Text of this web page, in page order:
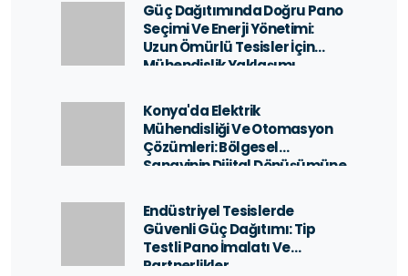
Güç Dağıtımında Doğru Pano
Seçimi Ve Enerji Yönetimi:
Uzun Ömürlü Tesisler İçin
Mühendislik Yaklaşımı
Konya'da Elektrik
Mühendisliği Ve Otomasyon
Çözümleri: Bölgesel
Sanayinin Dijital Dönüşümüne
Endüstriyel Tesislerde
Güvenli Güç Dağıtımı: Tip
Testli Pano İmalatı Ve
Partnerlikler